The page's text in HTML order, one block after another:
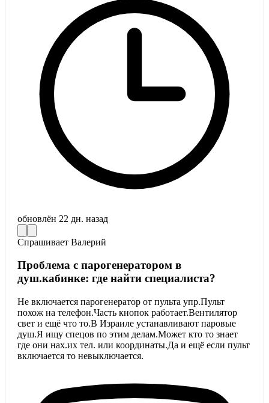
обновлён 22 дн. назад
Спрашивает Валерий
Проблема с парогенератором в
душ.кабинке: где найти специалиста?
Не включается парогенератор от пульта упр.Пульт
похож на телефон.Часть кнопок работает.Вентилятор
свет и ещё что то.В Израиле устанавливают паровые
душ.Я ищу спецов по этим делам.Может кто то знает
где они нах.их тел. или координаты.Да и ещё если пульт
включается то невыключается.